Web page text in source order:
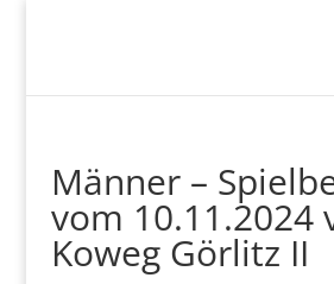
Männer –
vom 10.11.2024
Koweg Görlitz II